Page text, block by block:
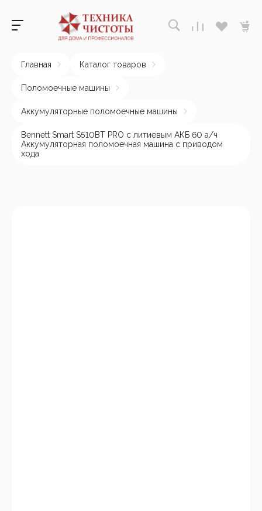
Главная Каталог товаров
Поломоечные машины
Аккумуляторные поломоечные машины
Bennett Smart S510BT PRO с литиевым АКБ 60 а/ч
Аккумуляторная поломоечная машина с приводом
хода